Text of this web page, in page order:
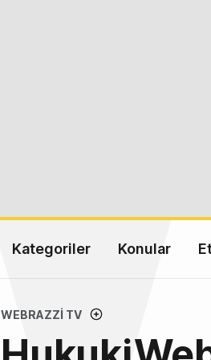
Kategoriler Konular
WEBRAZZI TV